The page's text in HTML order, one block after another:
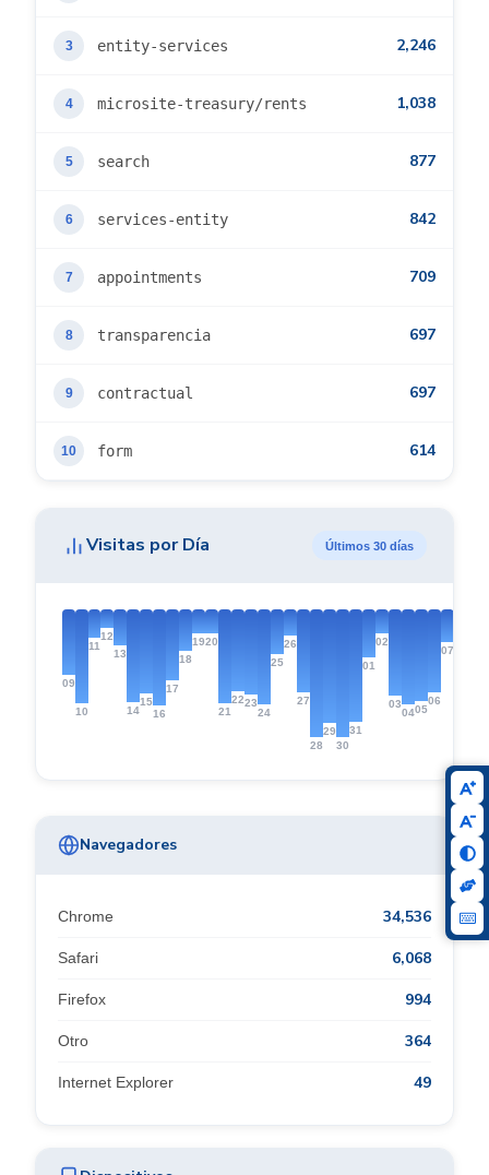
3 entity-services 2,246
4 microsite-treasury/rents 1,038
5 search 877
6 services-entity 842
7 appointments 709
8 transparencia 697
9 contractual 697
10 form 614
Visitas por Día Últimos 30 días
09
10
11
12
13
14
15
16
17
18
1920
21
2223
24
25
26
27
28
29
30
31
01
02
03
0405
06
07
Navegadores
Chrome 34,536
Safari 6,068
Firefox 994
Otro 364
Internet Explorer 49